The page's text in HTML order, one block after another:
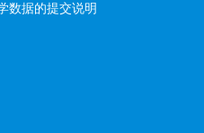
数据的提交说明